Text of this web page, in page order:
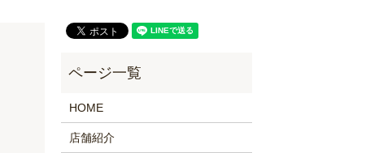
HOME
店舗紹介